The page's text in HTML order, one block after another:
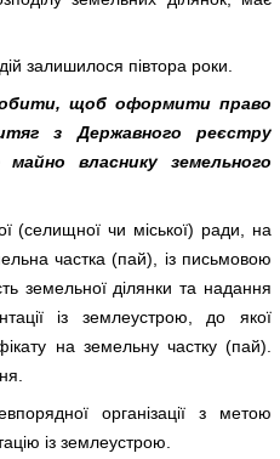
залишилося півтора роки.
щоб оформити право
з Державного реєстру
власнику земельного
(селищної чи міської) ради, на
частка (пай), із письмовою
земельної ділянки та надання
із землеустрою, до якої
на земельну частку (пай).
організації з метою
із землеустрою.